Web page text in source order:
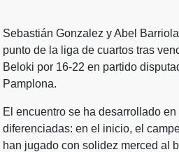
Sebastián Gonzalez y Abel
punto de la liga de cuartos tras
Beloki por 16-22 en partido
Pamplona.
El encuentro se ha desarrollado
diferenciadas: en el inicio, el
han jugado con solidez merced al